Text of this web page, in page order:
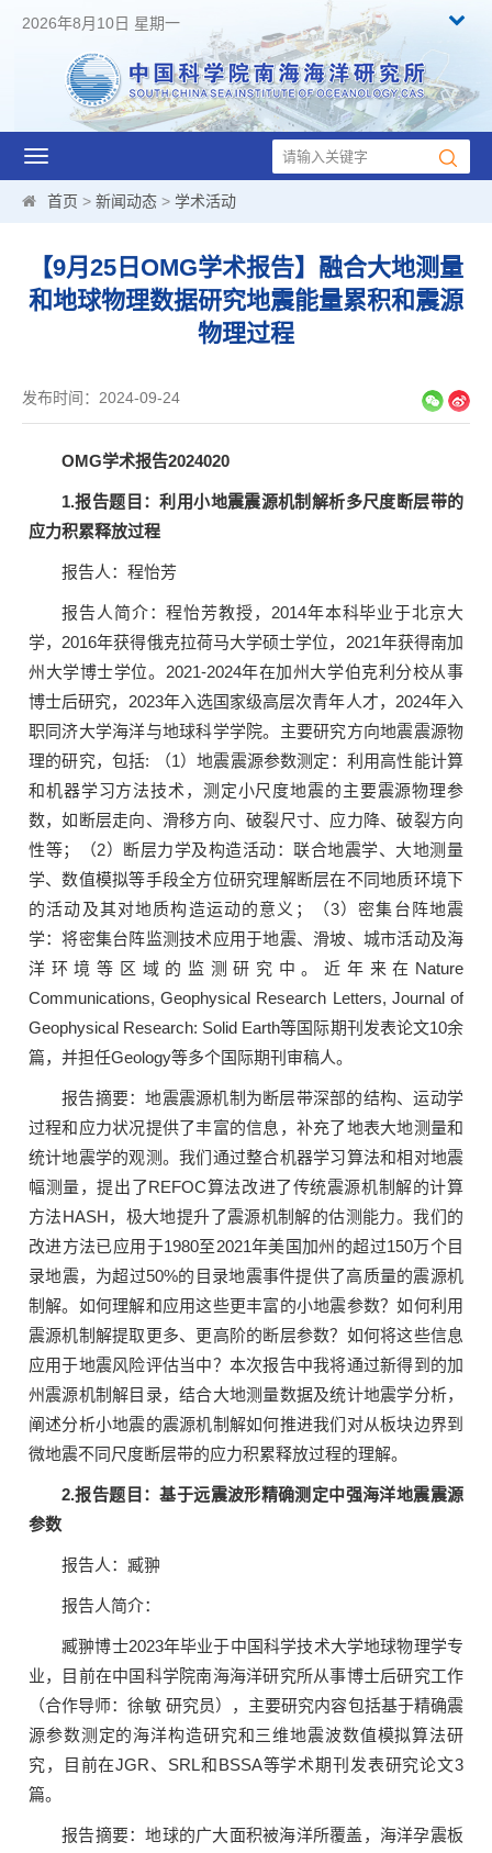
2026年8月10日 星期一
Toggle
navigation
首页 > 新闻动态 > 学术活动
【9月25日OMG学术报告】融合大地测量
和地球物理数据研究地震能量累积和震源
物理过程
发布时间：2024-09-24
OMG学术报告2024020
1.报告题目：利用小地震震源机制解析多尺度断层带的
应力积累释放过程
报告人：程怡芳
报告人简介：程怡芳教授，2014年本科毕业于北京大
学，2016年获得俄克拉荷马大学硕士学位，2021年获得南加
州大学博士学位。2021-2024年在加州大学伯克利分校从事
博士后研究，2023年入选国家级高层次青年人才，2024年入
职同济大学海洋与地球科学学院。主要研究方向地震震源物
理的研究，包括: （1）地震震源参数测定：利用高性能计算
和机器学习方法技术，测定小尺度地震的主要震源物理参
数，如断层走向、滑移方向、破裂尺寸、应力降、破裂方向
性等；（2）断层力学及构造活动：联合地震学、大地测量
学、数值模拟等手段全方位研究理解断层在不同地质环境下
的活动及其对地质构造运动的意义；（3）密集台阵地震
学：将密集台阵监测技术应用于地震、滑坡、城市活动及海
洋环境等区域的监测研究中。近年来在Nature
Communications, Geophysical Research Letters, Journal of
Geophysical Research: Solid Earth等国际期刊发表论文10余
篇，并担任Geology等多个国际期刊审稿人。
报告摘要：地震震源机制为断层带深部的结构、运动学
过程和应力状况提供了丰富的信息，补充了地表大地测量和
统计地震学的观测。我们通过整合机器学习算法和相对地震
幅测量，提出了REFOC算法改进了传统震源机制解的计算
方法HASH，极大地提升了震源机制解的估测能力。我们的
改进方法已应用于1980至2021年美国加州的超过150万个目
录地震，为超过50%的目录地震事件提供了高质量的震源机
制解。如何理解和应用这些更丰富的小地震参数？如何利用
震源机制解提取更多、更高阶的断层参数？如何将这些信息
应用于地震风险评估当中？本次报告中我将通过新得到的加
州震源机制解目录，结合大地测量数据及统计地震学分析，
阐述分析小地震的震源机制解如何推进我们对从板块边界到
微地震不同尺度断层带的应力积累释放过程的理解。
2.报告题目：基于远震波形精确测定中强海洋地震震源
参数
报告人：臧翀
报告人简介：
臧翀博士2023年毕业于中国科学技术大学地球物理学专
业，目前在中国科学院南海海洋研究所从事博士后研究工作
（合作导师：徐敏 研究员），主要研究内容包括基于精确震
源参数测定的海洋构造研究和三维地震波数值模拟算法研
究，目前在JGR、SRL和BSSA等学术期刊发表研究论文3
篇。
报告摘要：地球的广大面积被海洋所覆盖，海洋孕震板